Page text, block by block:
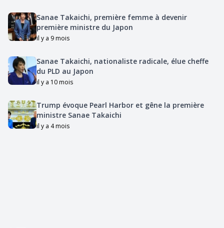
Sanae Takaichi, première femme à devenir
première ministre du Japon
il y a 9 mois
Sanae Takaichi, nationaliste radicale, élue cheffe
du PLD au Japon
il y a 10 mois
Trump évoque Pearl Harbor et gêne la première
ministre Sanae Takaichi
il y a 4 mois